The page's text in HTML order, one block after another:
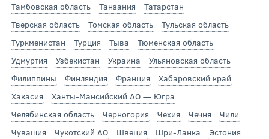
Тамбовская область
Танзания
Татарстан
Тверская область
Томская область
Тульская область
Туркменистан
Турция Тыва
Тюменская область
Удмуртия
Узбекистан Украина
Ульяновская область
Филиппины
Финляндия Франция
Хабаровский край
Хакасия
Ханты-Мансийский АО — Югра
Челябинская область
Черногория Чехия Чечня
Чили
Чувашия
Чукотский АО Швеция Шри-Ланка
Эстония